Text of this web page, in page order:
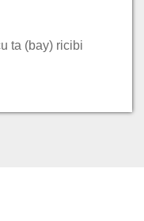
ta (bay) ricibi